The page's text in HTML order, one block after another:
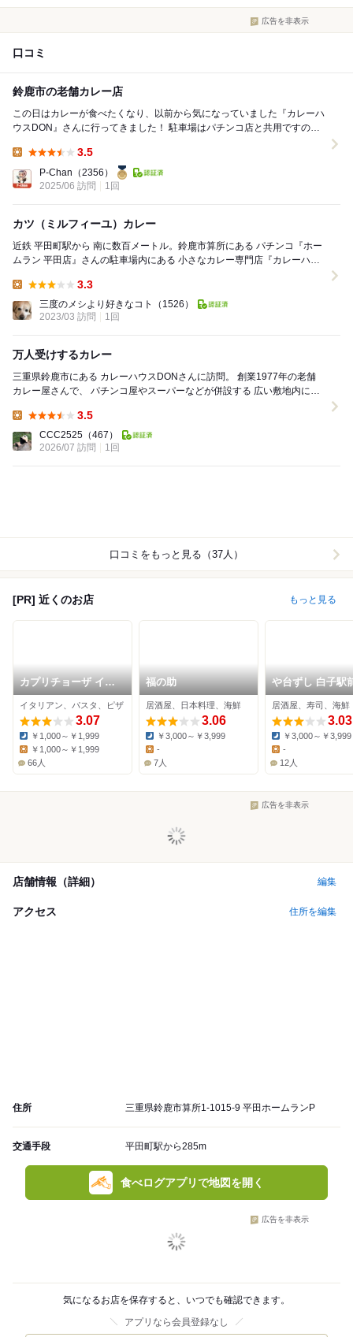
広告を非表示
口コミ
鈴鹿市の老舗カレー店
この日はカレーが食べたくなり、以前から気になっていました『カレーハ
ウスDON』さんに行ってきました！ 駐車場はパチンコ店と共用ですの
3.5
P-Chan （2356）
2025/06 訪問
1回
カツ（ミルフィーユ）カレー
近鉄 平田町駅から 南に数百メートル。鈴鹿市算所にある パチンコ『ホー
ムラン 平田店』さんの駐車場内にある 小さなカレー専門店『カレーハウ
3.3
三度のメシより好きなコト
（1526）
2023/03 訪問
1回
万人受けするカレー
三重県鈴鹿市にある カレーハウスDONさんに訪問。 創業1977年の老舗
カレー屋さんで、 パチンコ屋やスーパーなどが併設する 広い敷地内にあ
3.5
CCC2525 （467）
2026/07 訪問
1回
口コミをもっと見る（37人）
[PR] 近くのお店 もっと見る
カプリチョーザ イオ
ン鈴鹿ベルシティ店
イタリアン、パスタ、ピザ
3.07
Dinner:
￥1,000～￥1,999
Lunch:
￥1,000～￥1,999
66人
福の助
居酒屋、日本料理、海鮮
3.06
Dinner:
￥3,000～￥3,999
Lunch:
-
7人
や台ずし 白子駅
居酒屋、寿司、海鮮
3.03
Dinner:
￥3,000～￥3,999
Lunch:
-
12人
広告を非表示
店舗情報（詳細） 編集
アクセス 住所を編集
住所 三重県鈴鹿市算所1-1015-9 平田ホームランP
交通手段 平田町駅から285m
食べログアプリで地図を開く
広告を非表示
気になるお店を保存すると、いつでも確認できます。
アプリなら会員登録なし